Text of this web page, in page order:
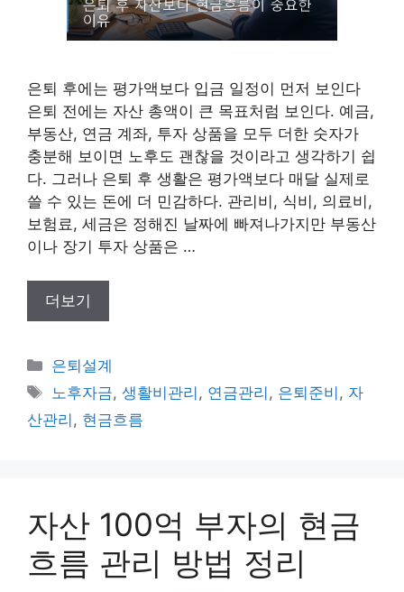
은퇴 후에는 평가액보다 입금 일정이 먼저 보인다
은퇴 전에는 자산 총액이 큰 목표처럼 보인다. 예금,
부동산, 연금 계좌, 투자 상품을 모두 더한 숫자가
충분해 보이면 노후도 괜찮을 것이라고 생각하기 쉽
다. 그러나 은퇴 후 생활은 평가액보다 매달 실제로
쓸 수 있는 돈에 더 민감하다. 관리비, 식비, 의료비,
보험료, 세금은 정해진 날짜에 빠져나가지만 부동산
이나 장기 투자 상품은 …
더보기
카
테
리
은퇴설계
태
그
노후자금,생활비관리 , 연금관리 , 은퇴준비 , 자
산관리 , 현금흐름
자산 100억 부자의 현금
흐름 관리 방법 정리